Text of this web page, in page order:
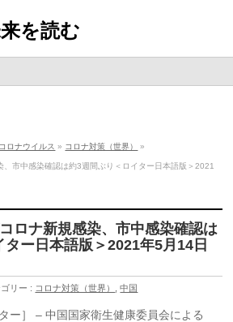
を読む
ロナウイルス » コロナ対策（世界） »
市中感染確認は約3週間ぶり＜ロイター日本語版＞2021
ロナ新規感染、市中感染確認は
ー日本語版＞2021年5月14日
リー : コロナ対策（世界） ,中国
］ – 中国国家衛生健康委員会による